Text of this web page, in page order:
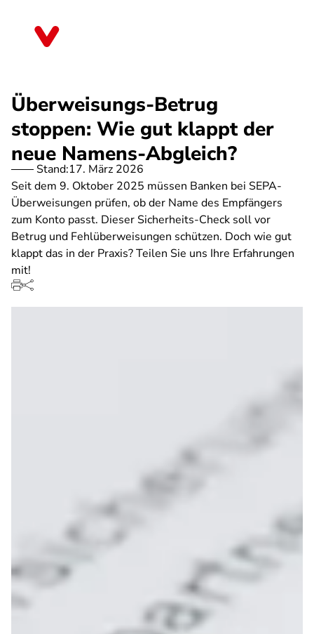
Überweisungs-Betrug
stoppen: Wie gut klappt der
neue Namens-Abgleich?
Stand:17. März 2026
Seit dem 9. Oktober 2025 müssen Banken bei SEPA-
Überweisungen prüfen, ob der Name des Empfängers
zum Konto passt. Dieser Sicherheits-Check soll vor
Betrug und Fehlüberweisungen schützen. Doch wie gut
klappt das in der Praxis? Teilen Sie uns Ihre Erfahrungen
mit!